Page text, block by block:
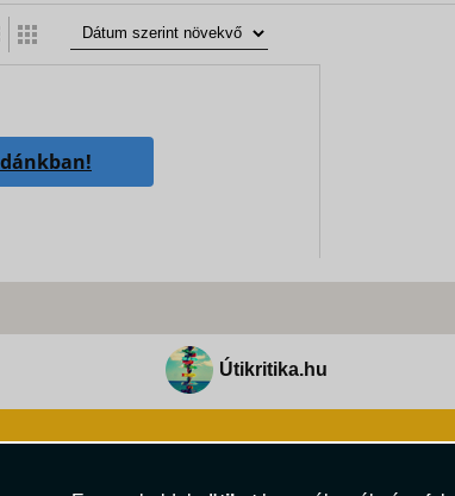
Útikritika.hu